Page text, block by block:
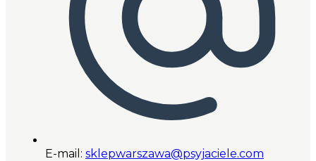
E-mail: sklepwarszawa@psyjaciele.com